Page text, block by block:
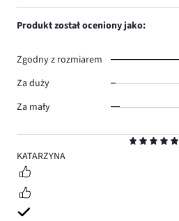
5
KATARZYNA
1,
Produkt został oceniony jako:
Zgodny z rozmiarem
Za duży
Za mały